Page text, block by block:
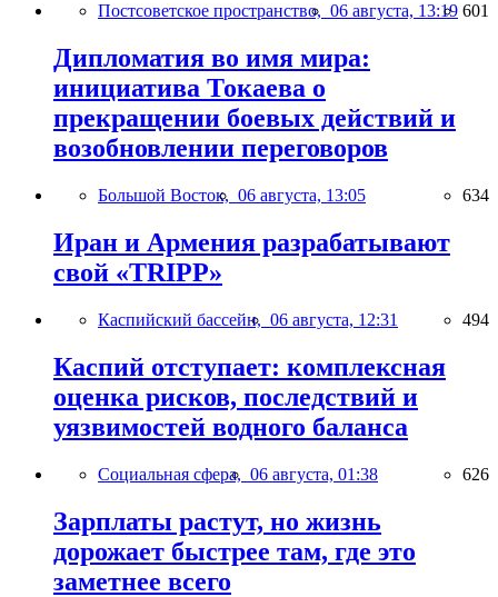
Постсоветское пространство, 06 августа, 13:19 601
Дипломатия во имя мира:
инициатива Токаева о
прекращении боевых действий и
возобновлении переговоров
Большой Восток, 06 августа, 13:05 634
Иран и Армения разрабатывают
свой «TRIPP»
Каспийский бассейн, 06 августа, 12:31 494
Каспий отступает: комплексная
оценка рисков, последствий и
уязвимостей водного баланса
Социальная сфера, 06 августа, 01:38 626
Зарплаты растут, но жизнь
дорожает быстрее там, где это
заметнее всего